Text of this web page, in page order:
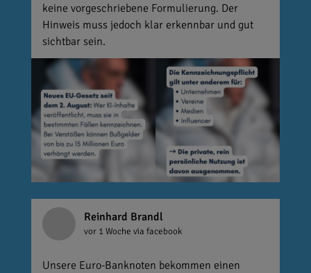
keine vorgeschriebene Formulierung. Der
Hinweis muss jedoch klar erkennbar und gut
sichtbar sein.
Reinhard Brandl
vor 1 Woche via facebook
Unsere Euro-Banknoten bekommen einen